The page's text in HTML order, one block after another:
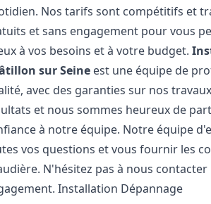
Nos tarifs sont compétitifs et
et sans engagement pour vous
à vos besoins et à votre budget.
sur Seine est une équipe de
avec des garanties sur nos
et nous sommes heureux de
à notre équipe. Notre équipe
vos questions et vous fournir les
N'hésitez pas à nous
Installation Dépannage